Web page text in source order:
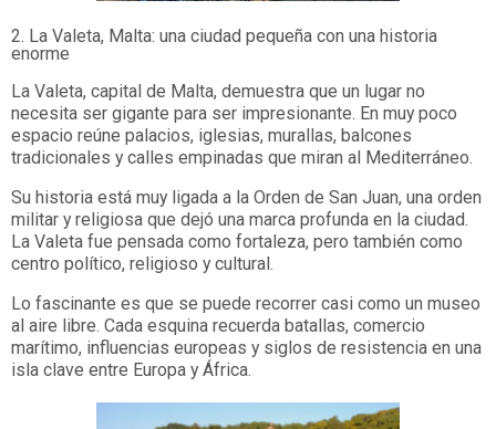
2. La Valeta, Malta: una ciudad pequeña con una historia
enorme
La Valeta, capital de Malta, demuestra que un lugar no
necesita ser gigante para ser impresionante. En muy poco
espacio reúne palacios, iglesias, murallas, balcones
tradicionales y calles empinadas que miran al Mediterráneo.
Su historia está muy ligada a la Orden de San Juan, una orden
militar y religiosa que dejó una marca profunda en la ciudad.
La Valeta fue pensada como fortaleza, pero también como
centro político, religioso y cultural.
Lo fascinante es que se puede recorrer casi como un museo
al aire libre. Cada esquina recuerda batallas, comercio
marítimo, influencias europeas y siglos de resistencia en una
isla clave entre Europa y África.